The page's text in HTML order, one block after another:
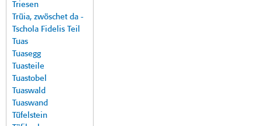
Triesen
Trüia, zwöschet da -
Tschola Fidelis Teil
Tuas
Tuasegg
Tuasteile
Tuastobel
Tuaswald
Tuaswand
Tüfelstein